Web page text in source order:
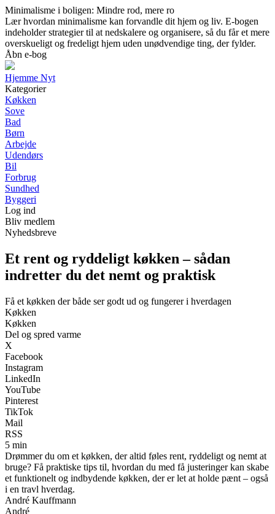
Minimalisme i boligen: Mindre rod, mere ro
Lær hvordan minimalisme kan forvandle dit hjem og liv. E-bogen
indeholder strategier til at nedskalere og organisere, så du får et mere
overskueligt og fredeligt hjem uden unødvendige ting, der fylder.
Åbn e-bog
Hjemme Nyt
Kategorier
Køkken
Sove
Bad
Børn
Arbejde
Udendørs
Bil
Forbrug
Sundhed
Byggeri
Log ind
Bliv medlem
Nyhedsbreve
Et rent og ryddeligt køkken – sådan
indretter du det nemt og praktisk
Få et køkken der både ser godt ud og fungerer i hverdagen
Køkken
Køkken
Del og spred varme
X
Facebook
Instagram
LinkedIn
YouTube
Pinterest
TikTok
Mail
RSS
5 min
Drømmer du om et køkken, der altid føles rent, ryddeligt og nemt at
bruge? Få praktiske tips til, hvordan du med få justeringer kan skabe
et funktionelt og indbydende køkken, der er let at holde pænt – også
i en travl hverdag.
André Kauffmann
André